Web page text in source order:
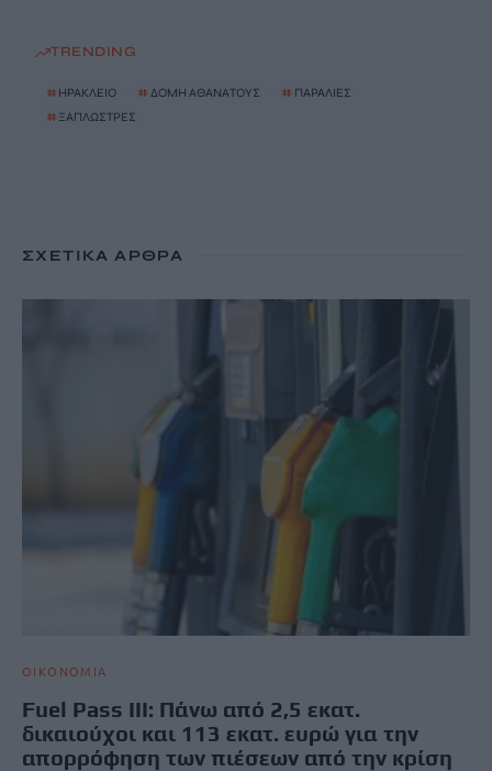
TRENDING
# ΗΡΑΚΛΕΙΟ # ΔΟΜΗ ΑΘΑΝΑΤΟΥΣ # ΠΑΡΑΛΙΕΣ
# ΞΑΠΛΩΣΤΡΕΣ
ΣΧΕΤΙΚΆ ΆΡΘΡΑ
ΟΙΚΟΝΟΜΙΑ
Fuel Pass III: Πάνω από 2,5 εκατ.
δικαιούχοι και 113 εκατ. ευρώ για την
απορρόφηση των πιέσεων από την κρίση